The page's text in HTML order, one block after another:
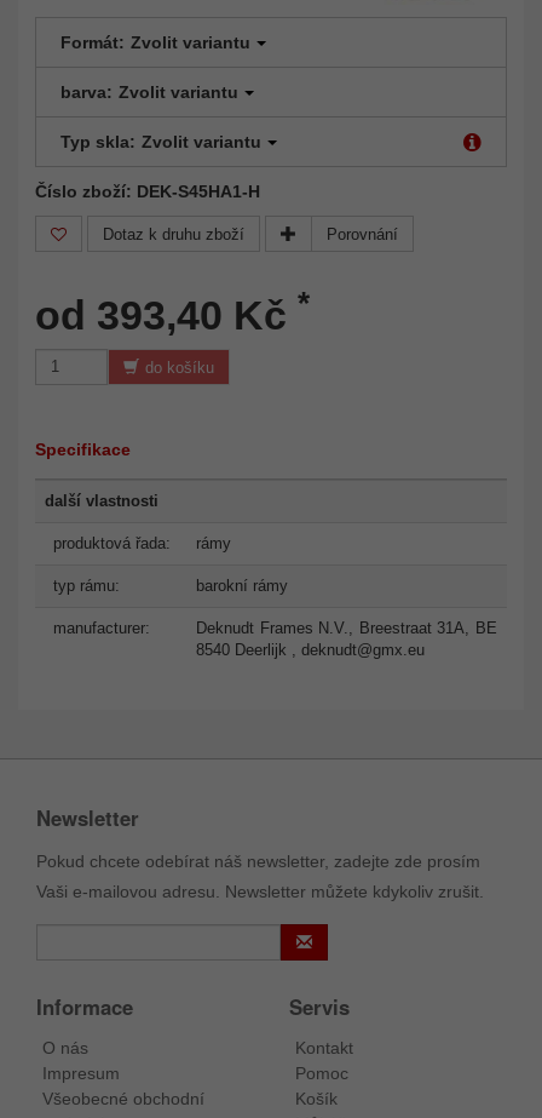
Formát: Zvolit variantu
barva: Zvolit variantu
Typ skla: Zvolit variantu
Číslo zboží: DEK-S45HA1-H
Dotaz k druhu zboží Porovnání
od 393,40 Kč *
do košíku
Specifikace
další vlastnosti
produktová řada: rámy
typ rámu: barokní rámy
manufacturer:
Deknudt Frames N.V., Breestraat 31A, BE
8540 Deerlijk , deknudt@gmx.eu
Newsletter
Pokud chcete odebírat náš newsletter, zadejte zde prosím
Vaši e-mailovou adresu. Newsletter můžete kdykoliv zrušit.
Informace
O nás
Impresum
Všeobecné obchodní
Servis
Kontakt
Pomoc
Košík